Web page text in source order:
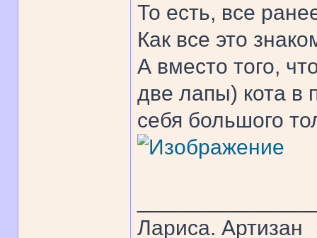
То есть, все
Как все это
А вместо того,
две лапы) кота в
себя большого
Лариса. Артизан